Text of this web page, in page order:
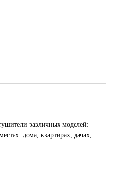
различных моделей:
дома, квартирах, дачах,